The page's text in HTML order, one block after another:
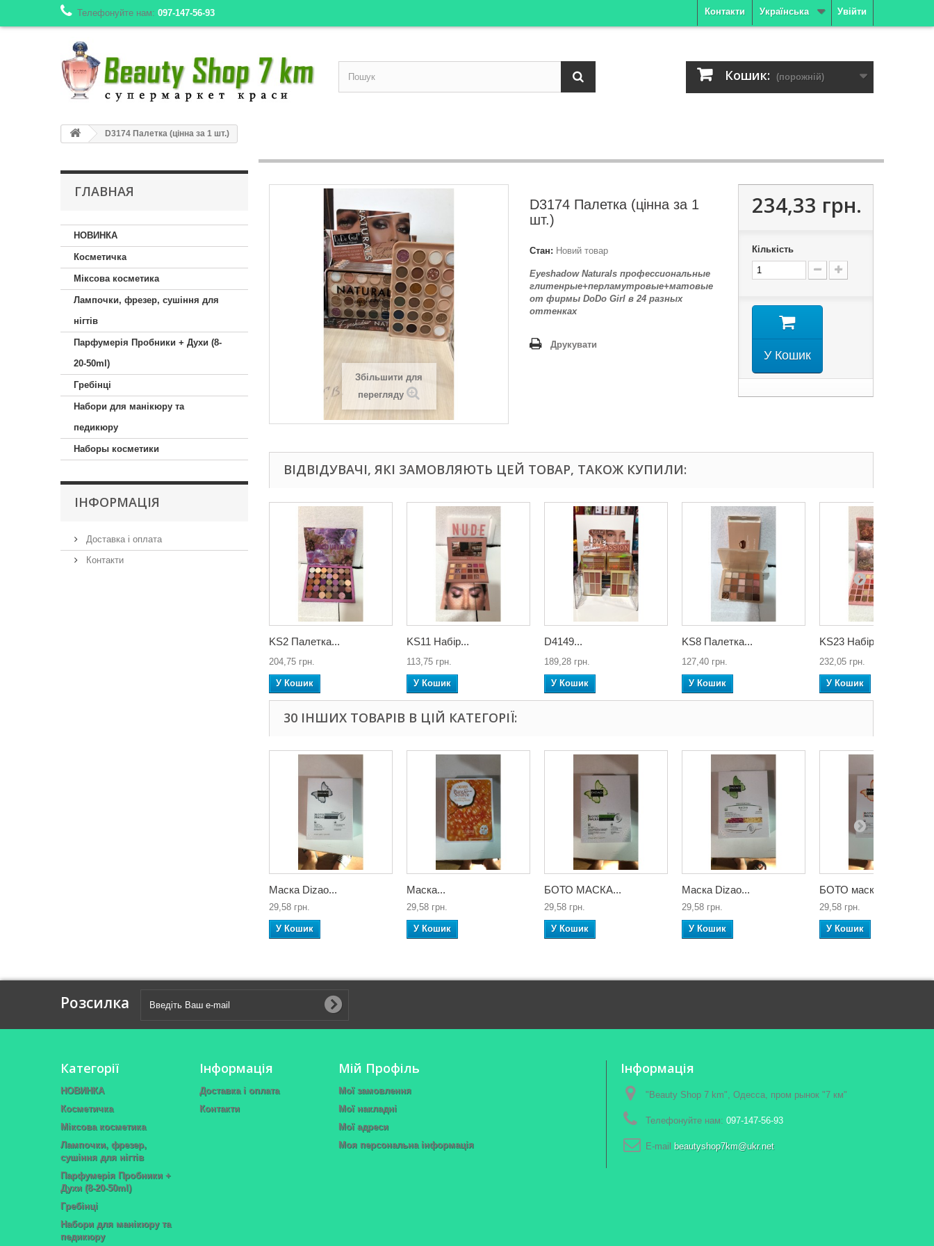
Увійти
Українська
Контакти
Телефонуйте нам: 097-147-56-93
Кошик: (порожній)
D3174 Палетка (цінна за 1 шт.)
ГЛАВНАЯ
НОВИНКА
Косметичка
Міксова косметика
Лампочки, фрезер, сушіння для
нігтів
Парфумерія Пробники + Духи (8-
20-50ml)
Гребінці
Набори для манікюру та
педикюру
Наборы косметики
ІНФОРМАЦІЯ
Доставка і оплата
Контакти
Збільшити для
перегляду
D3174 Палетка (цінна за 1
шт.)
Стан: Новий товар
Eyeshadow Naturals профессиональные
глитенрые+перламутровые+матовые
от фирмы DoDo Girl в 24 разных
оттенках
Друкувати
234,33 грн.
Кількість
У Кошик
ВІДВІДУВАЧІ, ЯКІ ЗАМОВЛЯЮТЬ ЦЕЙ ТОВАР, ТАКОЖ КУПИЛИ:
KS2 Палетка...
204,75 грн.
У Кошик
KS11 Набір...
113,75 грн.
У Кошик
D4149...
189,28 грн.
У Кошик
KS8 Палетка...
127,40 грн.
У Кошик
KS23 Набір...
232,05 грн.
У Кошик
30 ІНШИХ ТОВАРІВ В ЦІЙ КАТЕГОРІЇ:
Маска Dizao...
29,58 грн.
У Кошик
Маска...
29,58 грн.
У Кошик
БОТО МАСКА...
29,58 грн.
У Кошик
Маска Dizao...
29,58 грн.
У Кошик
БОТО маска...
29,58 грн.
У Кошик
Розсилка
Категорії
НОВИНКА
Косметичка
Міксова косметика
Лампочки, фрезер,
сушіння для нігтів
Парфумерія Пробники +
Духи (8-20-50ml)
Гребінці
Набори для манікюру та
педикюру
Інформація
Доставка і оплата
Контакти
Мій Профіль
Мої замовлення
Мої накладні
Мої адреси
Моя персональна інформація
Інформація
"Beauty Shop 7 km", Одесса, пром рынок "7 км"
Телефонуйте нам: 097-147-56-93
E-maіl beautyshop7km@ukr.net